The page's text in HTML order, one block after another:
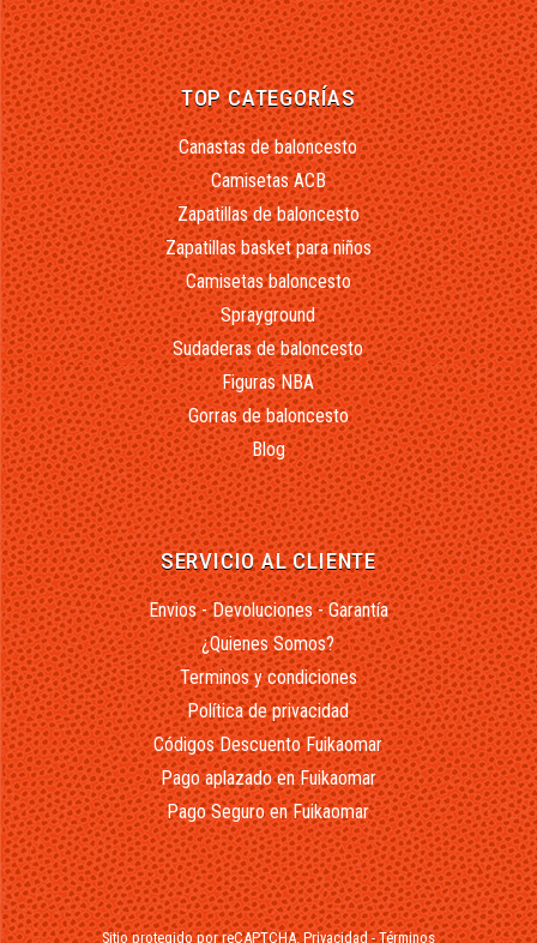
TOP CATEGORÍAS
Canastas de baloncesto
Camisetas ACB
Zapatillas de baloncesto
Zapatillas basket para niños
Camisetas baloncesto
Sprayground
Sudaderas de baloncesto
Figuras NBA
Gorras de baloncesto
Blog
SERVICIO AL CLIENTE
Envios - Devoluciones - Garantía
¿Quienes Somos?
Terminos y condiciones
Política de privacidad
Códigos Descuento Fuikaomar
Pago aplazado en Fuikaomar
Pago Seguro en Fuikaomar
Sitio protegido por reCAPTCHA.Privacidad-Términos